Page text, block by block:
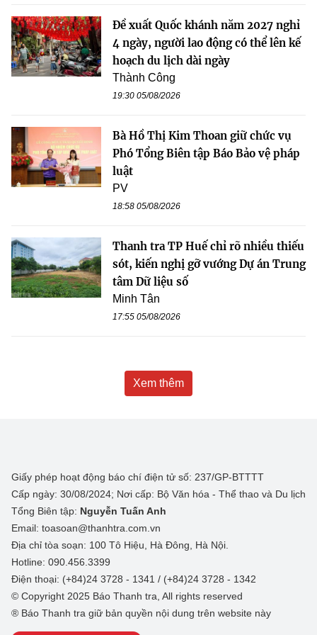
Đề xuất Quốc khánh năm 2027 nghỉ
4 ngày, người lao động có thể lên kế
hoạch du lịch dài ngày
Thành Công
19:30 05/08/2026
Bà Hồ Thị Kim Thoan giữ chức vụ
Phó Tổng Biên tập Báo Bảo vệ pháp
luật
PV
18:58 05/08/2026
Thanh tra TP Huế chỉ rõ nhiều thiếu
sót, kiến nghị gỡ vướng Dự án Trung
tâm Dữ liệu số
Minh Tân
17:55 05/08/2026
Xem thêm
Giấy phép hoạt động báo chí điện tử số: 237/GP-BTTTT
Cấp ngày: 30/08/2024; Nơi cấp: Bộ Văn hóa - Thể thao và Du lịch
Tổng Biên tập: Nguyễn Tuấn Anh
Email: toasoan@thanhtra.com.vn
Địa chỉ tòa soạn: 100 Tô Hiệu, Hà Đông, Hà Nội.
Hotline: 090.456.3399
Điện thoại: (+84)24 3728 - 1341 / (+84)24 3728 - 1342
© Copyright 2025 Báo Thanh tra, All rights reserved
® Báo Thanh tra giữ bản quyền nội dung trên website này